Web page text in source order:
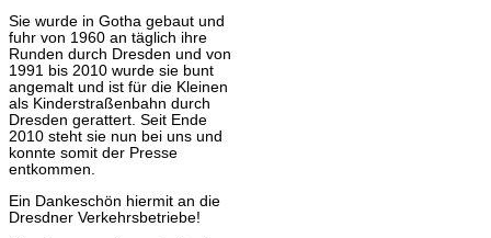
Sie wurde in Gotha gebaut und
fuhr von 1960 an täglich ihre
Runden durch Dresden und von
1991 bis 2010 wurde sie bunt
angemalt und ist für die Kleinen
als Kinderstraßenbahn durch
Dresden gerattert. Seit Ende
2010 steht sie nun bei uns und
konnte somit der Presse
entkommen.
Ein Dankeschön hiermit an die
Dresdner Verkehrsbetriebe!